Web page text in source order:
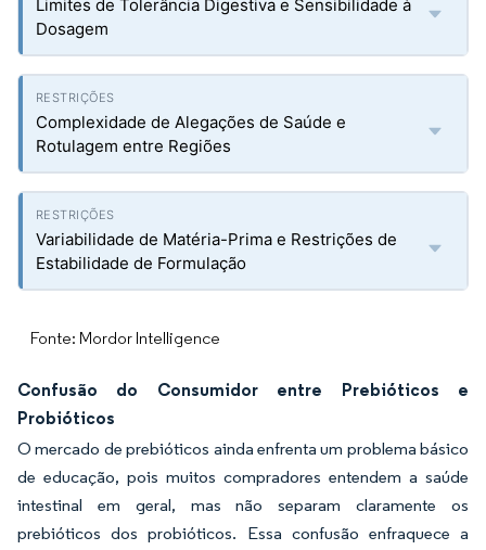
Limites de Tolerância Digestiva e Sensibilidade à
Dosagem
Complexidade de Alegações de Saúde e
Rotulagem entre Regiões
Variabilidade de Matéria-Prima e Restrições de
Estabilidade de Formulação
Fonte: Mordor Intelligence
Confusão do Consumidor entre Prebióticos e
Probióticos
O mercado de prebióticos ainda enfrenta um problema básico
de educação, pois muitos compradores entendem a saúde
intestinal em geral, mas não separam claramente os
prebióticos dos probióticos. Essa confusão enfraquece a